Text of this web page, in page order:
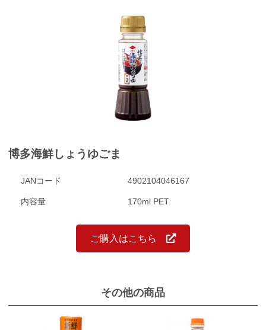
博多海鮮しょうゆごま
JANコード 4902104046167
内容量 170ml PET
ご購入はこちら
その他の商品